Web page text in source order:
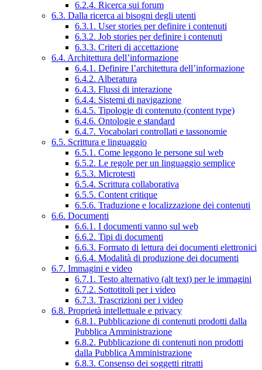
6.2.4. Ricerca sui forum
6.3. Dalla ricerca ai bisogni degli utenti
6.3.1. User stories per definire i contenuti
6.3.2. Job stories per definire i contenuti
6.3.3. Criteri di accettazione
6.4. Architettura dell’informazione
6.4.1. Definire l’architettura dell’informazione
6.4.2. Alberatura
6.4.3. Flussi di interazione
6.4.4. Sistemi di navigazione
6.4.5. Tipologie di contenuto (content type)
6.4.6. Ontologie e standard
6.4.7. Vocabolari controllati e tassonomie
6.5. Scrittura e linguaggio
6.5.1. Come leggono le persone sul web
6.5.2. Le regole per un linguaggio semplice
6.5.3. Microtesti
6.5.4. Scrittura collaborativa
6.5.5. Content critique
6.5.6. Traduzione e localizzazione dei contenuti
6.6. Documenti
6.6.1. I documenti vanno sul web
6.6.2. Tipi di documenti
6.6.3. Formato di lettura dei documenti elettronici
6.6.4. Modalità di produzione dei documenti
6.7. Immagini e video
6.7.1. Testo alternativo (alt text) per le immagini
6.7.2. Sottotitoli per i video
6.7.3. Trascrizioni per i video
6.8. Proprietà intellettuale e privacy
6.8.1. Pubblicazione di contenuti prodotti dalla
Pubblica Amministrazione
6.8.2. Pubblicazione di contenuti non prodotti
dalla Pubblica Amministrazione
6.8.3. Consenso dei soggetti ritratti